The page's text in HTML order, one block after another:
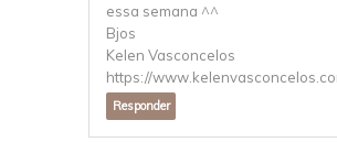
essa semana ^^
Bjos
Kelen Vasconcelos
https://
Responder